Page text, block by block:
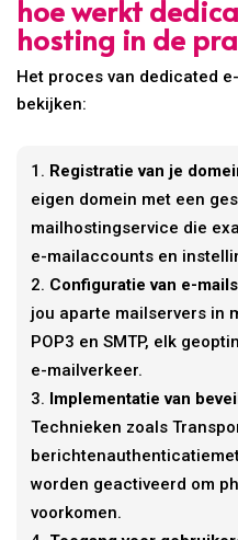
hoe werkt
hosting in de
Het proces van dedicated
bekijken:
Registratie van je
eigen domein met een
mailhostingservice die
e-mailaccounts en
Configuratie van e-
jou aparte mailservers in
POP3 en SMTP, elk
e-mailverkeer.
Implementatie van
Technieken zoals
worden geactiveerd om
voorkomen.